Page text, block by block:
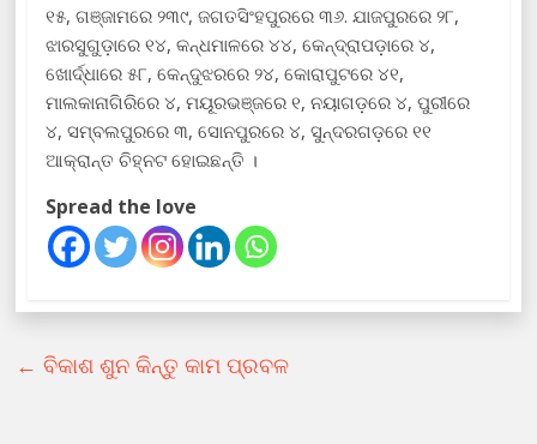
୧୫, ଗଞ୍ଜାମରେ ୨୩୯, ଜଗତସିଂହପୁରରେ ୩୬. ଯାଜପୁରରେ ୨୮,
ଝାରସୁଗୁଡ଼ାରେ ୧୪, କନ୍ଧମାଳରେ ୪୪, କେନ୍ଦ୍ରାପଡ଼ାରେ ୪,
ଖୋର୍ଦ୍ଧାରେ ୫୮, କେନ୍ଦୁଝରରେ ୨୪, କୋରାପୁଟରେ ୪୧,
ମାଲକାନାଗିରିରେ ୪, ମୟୂରଭଞ୍ଜରେ ୧, ନୟାଗଡ଼ରେ ୪, ପୁରୀରେ
୪, ସମ୍ବଲପୁରରେ ୩, ସୋନପୁରରେ ୪, ସୁନ୍ଦରଗଡ଼ରେ ୧୧
ଆକ୍ରାନ୍ତ ଚିହ୍ନଟ ହୋଇଛନ୍ତି ।
Spread the love
← ବିକାଶ ଶୁନ କିନ୍ତୁ କାମ ପ୍ରବଳ